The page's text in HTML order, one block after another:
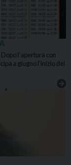
l’apertura con
a giugno l’inizio del